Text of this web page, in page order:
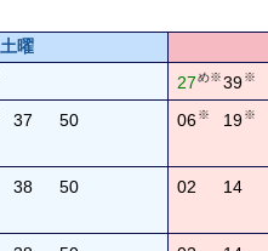
土曜
27め※39※
37 50 06※ 19※
38 50 02 14